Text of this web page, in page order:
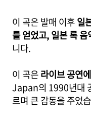
이 곡은 발매 이후일
를 얻었고, 일본 록
니다.
이 곡은라이브 공연
Japan의 1990년대
르며 큰 감동을 주었